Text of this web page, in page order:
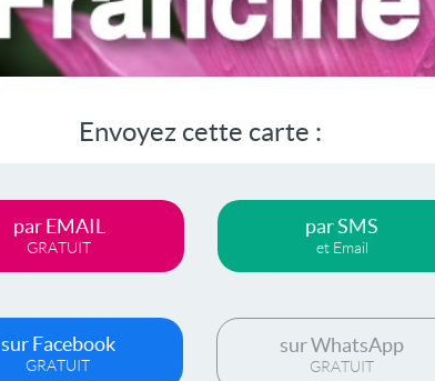
vidéo
Envoyez cette carte :
par EMAIL
GRATUIT
par SMS
et Email
sur Facebook
GRATUIT
sur WhatsApp
GRATUIT